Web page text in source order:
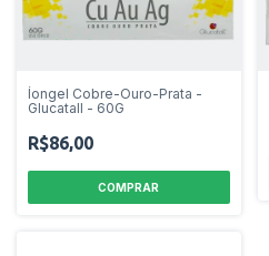
Íongel Cobre-Ouro-Prata -
Glucatall - 60G
R$86,00